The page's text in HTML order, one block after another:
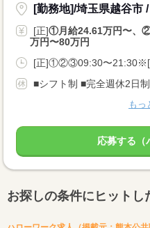
[勤務地]/埼玉県越谷市
[正]①月給24.61万円〜、
万円〜80万円
もっ
応募する（
お探しの条件にヒット